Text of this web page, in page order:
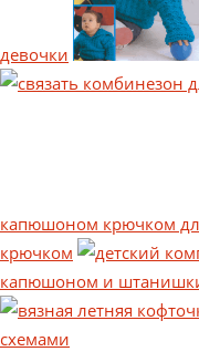
девочки
капюшоном крючком
крючком
капюшоном и
схемами